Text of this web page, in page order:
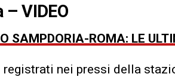
VIDEO
SAMPDORIA-ROMA: LE
nei pressi della